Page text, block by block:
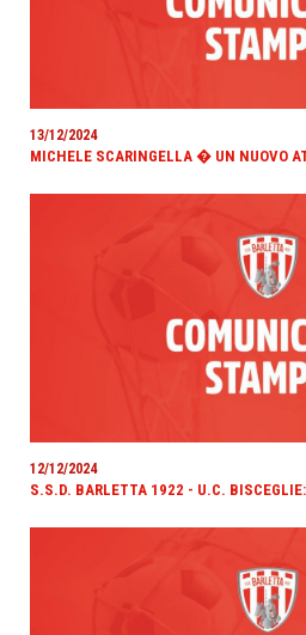
13/12/2024
MICHELE SCARINGELLA � UN NUOVO
12/12/2024
S.S.D. BARLETTA 1922 - U.C.